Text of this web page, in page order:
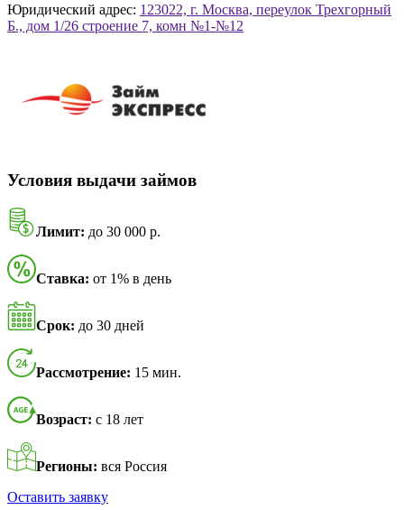
Юридический адрес: 123022, г. Москва, переулок Трехгорный
Б., дом 1/26 строение 7, комн №1-№12
Условия выдачи займов
Лимит: до 30 000 р.
Ставка: от 1% в день
Срок: до 30 дней
Рассмотрение: 15 мин.
Возраст: с 18 лет
Регионы: вся Россия
Оставить заявку